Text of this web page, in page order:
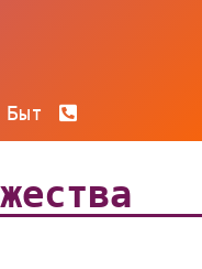
Быт